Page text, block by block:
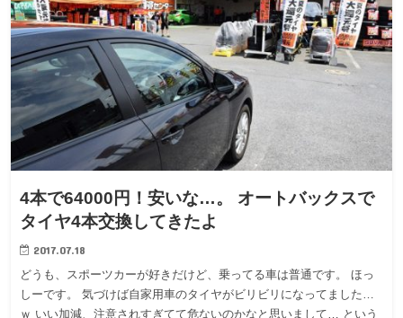
4本で64000円！安いな…。 オートバックスで
タイヤ4本交換してきたよ
2017.07.18
どうも、スポーツカーが好きだけど、乗ってる車は普通です。 ほっ
しーです。 気づけば自家用車のタイヤがビリビリになってました…
ｗ いい加減、注意されすぎてて危ないのかなと思いまして… という